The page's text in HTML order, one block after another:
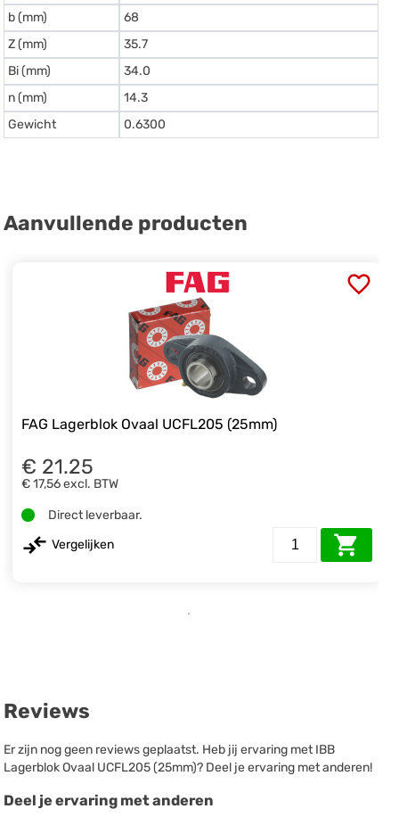
b (mm)
68
Z (mm)
35.7
Bi (mm)
34.0
n (mm)
14.3
Gewicht
0.6300
Aanvullende producten
FAG Lagerblok Ovaal UCFL205 (25mm)
€ 21.25
€ 17,56excl. BTW
Direct leverbaar.
Vergelijken
Reviews
Er zijn nog geen reviews geplaatst. Heb jij ervaring met IBB
Lagerblok Ovaal UCFL205 (25mm)? Deel je ervaring met anderen!
Deel je ervaring met anderen